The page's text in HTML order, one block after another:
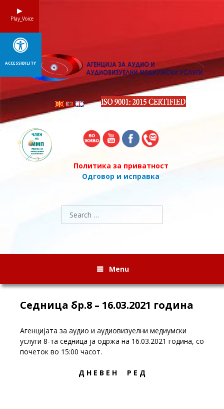
Политика за приватност
Одговор и исправка
Search
for:
Menu
Седница бр.8 – 16.03.2021 година
Агенцијата за аудио и аудиовизуелни медиумски
услуги 8-та седница ја одржа на 16.03.2021 година, со
почеток во 15:00 часот.
Д Н Е В Е Н Р Е Д
Play_Voice
ACCESSIBILITY